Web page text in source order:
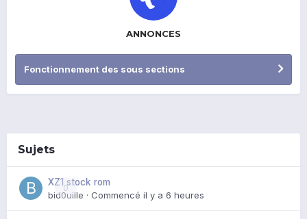
ANNONCES
Fonctionnement des sous sections
Sujets
0
XZ1 stock rom
bid0uille · Commencé il y a 6 heures